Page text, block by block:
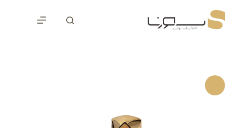
به
محتوا